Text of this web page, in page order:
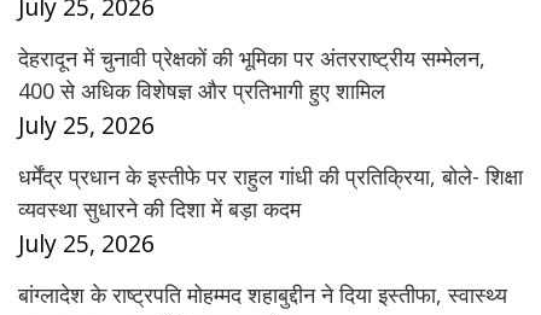
July 25, 2026
देहरादून में चुनावी प्रेक्षकों की भूमिका पर अंतरराष्ट्रीय सम्मेलन,
400 से अधिक विशेषज्ञ और प्रतिभागी हुए शामिल
July 25, 2026
धर्मेंद्र प्रधान के इस्तीफे पर राहुल गांधी की प्रतिक्रिया, बोले- शिक्षा
व्यवस्था सुधारने की दिशा में बड़ा कदम
July 25, 2026
बांग्लादेश के राष्ट्रपति मोहम्मद शहाबुद्दीन ने दिया इस्तीफा, स्वास्थ्य